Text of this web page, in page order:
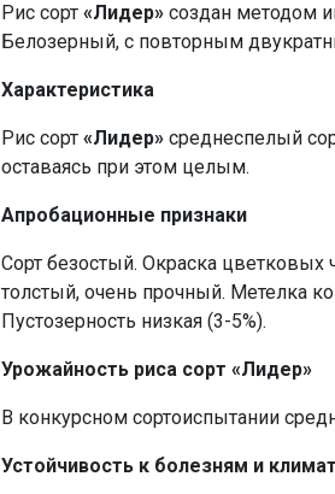
Рис сорт «Лидер» cоздан методом
Белозерный, с повторным
Характеристика
Рис сорт «Лидер» cреднеспелый
оставаясь при этом целым.
Апробационные признаки
Сорт безостый. Окраска
толстый, очень прочный. Метелка
Пустозерность низкая (3-5%).
Урожайность риса сорт «Лидер»
В конкурсном сортоиспытании
Устойчивость к болезням и